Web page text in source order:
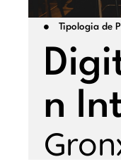
Tipologia de
n